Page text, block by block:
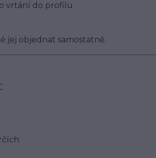
vrtání do profilu
jej objednat samostatně.